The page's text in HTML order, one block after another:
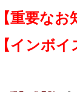
【重要な
【インボ